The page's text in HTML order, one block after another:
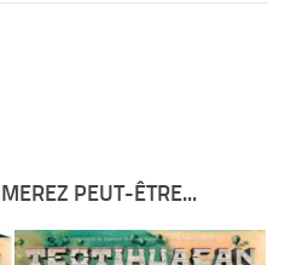
PEUT-ÊTRE...